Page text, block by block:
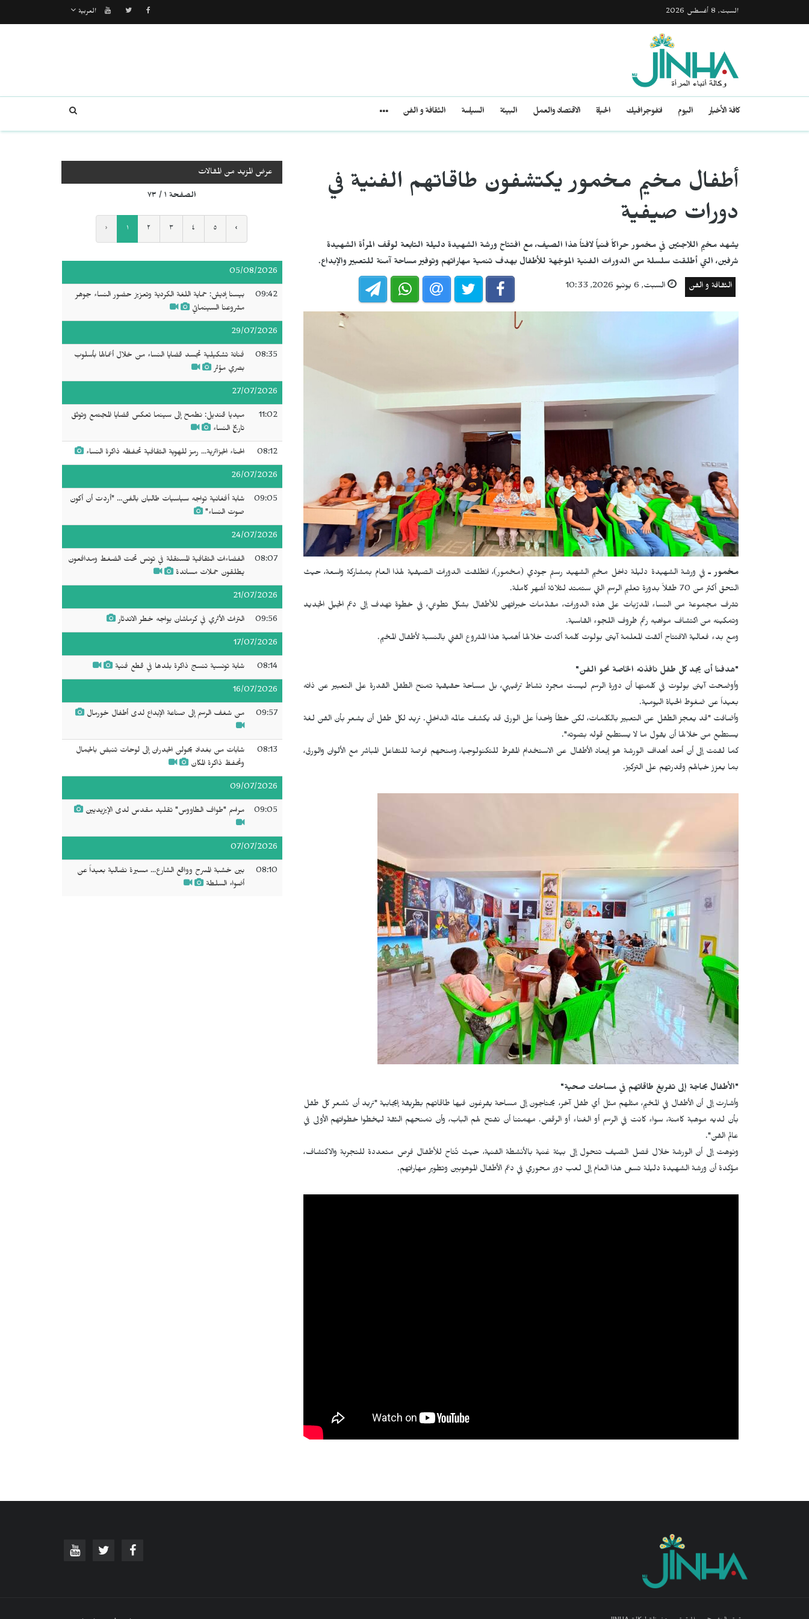
السبت, 8 أغسطس 2026 العربية
كافة الأخبار اليوم انفوجرافيك الحياة الاقتصاد والعمل البيئة السياسة الثقافة و الفن
أطفال مخيم مخمور يكتشفون طاقاتهم الفنية في
دورات صيفية
يشهد مخيم اللاجئين في مخمور حراكاً فنياً لافتاً هذا الصيف، مع افتتاح ورشة الشهيدة دليلة التابعة لوقف المرأة الشهيدة
شرفين، التي أطلقت سلسلة من الدورات الفنية الموجّهة للأطفال بهدف تنمية مهاراتهم وتوفير مساحة آمنة للتعبير والإبداع.
الثقافة و الفن السبت, 6 يونيو 2026, 10:33
مخمور ـفي ورشة الشهيدة دليلة داخل مخيم الشهيد رستم جودي (مخمور)، انطلقت الدورات الصيفية لهذا العام بمشاركة واسعة، حيث
التحق أكثر من 70 طفلاً بدورة تعليم الرسم التي ستمتد لثلاثة أشهر كاملة.
تشرف مجموعة من النساء المدرّبات على هذه الدورات، مقدّمات خبراتهن للأطفال بشكل تطوعي، في خطوة تهدف إلى دعم الجيل الجديد
وتمكينه من اكتشاف مواهبه رغم ظروف اللجوء القاسية.
ومع بدء فعالية الافتتاح ألقت المعلمة آيتن بولوت كلمة أكدت خلالها أهمية هذا المشروع الفني بالنسبة لأطفال المخيم.
"هدفنا أن يجد كل طفل نافذته الخاصة نحو الفن"
وأوضحت آيتن بولوت في كلمتها أن دورة الرسم ليست مجرد نشاط ترفيهي، بل مساحة حقيقية تمنح الطفل القدرة على التعبير عن ذاته
بعيداً عن ضغوط الحياة اليومية.
وأضافت "قد يعجز الطفل عن التعبير بالكلمات، لكن خطاً واحداً على الورق قد يكشف عالمه الداخلي. نريد لكل طفل أن يشعر بأن الفن لغة
يستطيع من خلالها أن يقول ما لا يستطيع قوله بصوته".
كما لفتت إلى أن أحد أهداف الورشة هو إبعاد الأطفال عن الاستخدام المفرط للتكنولوجيا، ومنحهم فرصة للتفاعل المباشر مع الألوان والورق،
بما يعزز خيالهم وقدرتهم على التركيز.
"الأطفال بحاجة إلى تفريغ طاقاتهم في مساحات صحية"
وأشارت إلى أن الأطفال في المخيم، مثلهم مثل أي طفل آخر، يحتاجون إلى مساحة يفرغون فيها طاقاتهم بطريقة إيجابية "نريد أن نُشعر كل طفل
بأن لديه موهبة كامنة، سواء كانت في الرسم أو الغناء أو الرقص. مهمتنا أن نفتح لهم الباب، وأن نمنحهم الثقة ليخطوا خطواتهم الأولى في
عالم الفن".
ونوهت إلى أن الورشة خلال فصل الصيف تتحول إلى بيئة غنية بالأنشطة الفنية، حيث تُتاح للأطفال فرص متعددة للتجربة والاكتشاف،
مؤكدة أن ورشة الشهيدة دليلة تسعى هذا العام إلى لعب دور محوري في دعم الأطفال الموهوبين وتطوير مهاراتهم.
عرض المزيد من المقالات
الصفحة ١ / ٧٣
‹ ١ ٢ ٣ ٤ ٥ ›
05/08/2026
09:42
بيسنا إديش: حماية اللغة الكردية وتعزيز حضور النساء جوهر
مشروعنا السينمائي
29/07/2026
08:35
فنانة تشكيلية تجسد قضايا النساء من خلال أعمالها بأسلوب
بصري مؤثر
27/07/2026
11:02
ميديا قنديل: نطمح إلى سينما تعكس قضايا المجتمع وتوثق
تاريخ النساء
08:12 الحناء الجزائرية... رمز للهوية الثقافية تحفظه ذاكرة النساء
26/07/2026
09:05
شابة أفغانية تواجه سياسيات طالبان بالفن... "أردت أن أكون
صوت النساء"
24/07/2026
08:07
الفضاءات الثقافية المستقلة في تونس تحت الضغط ومدافعون
يطلقون حملات مساندة
21/07/2026
09:56 التراث الأثري في كرماشان يواجه خطر الاندثار
17/07/2026
08:14 شابة تونسية تنسج ذاكرة بلدها في قطع فنية
16/07/2026
09:57 من شغف الرسم إلى صناعة الإبداع لدى أطفال خورمال
08:13
شابات من بغداد يحولن الجدران إلى لوحات تنبض بالجمال
وتحفظ ذاكرة المكان
09/07/2026
09:05 مراسم "طواف الطاووس" تقليد مقدس لدى الإيزيديين
07/07/2026
08:10
بين خشبة المسرح وواقع الشارع... مسيرة نضالية بعيداً عن
أضواء السلطة